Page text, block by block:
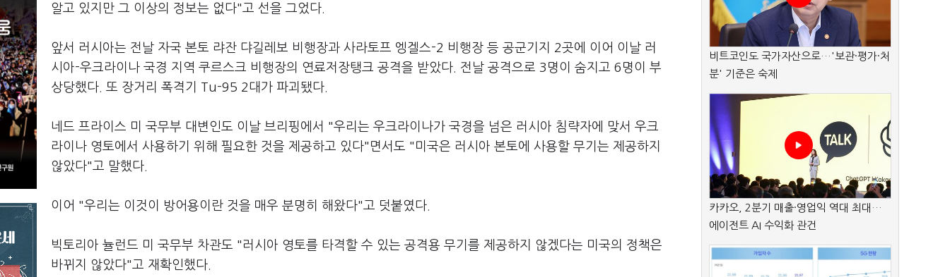
알고 있지만 그 이상의 정보는 없다"고 선을 그었다.
앞서 러시아는 전날 자국 본토 랴잔 댜길레보 비행장과 사라토프 엥겔스-2 비행장 등 공군기지 2곳에 이어 이날 러
시아-우크라이나 국경 지역 쿠르스크 비행장의 연료저장탱크 공격을 받았다. 전날 공격으로 3명이 숨지고 6명이 부
상당했다. 또 장거리 폭격기 Tu-95 2대가 파괴됐다.
네드 프라이스 미 국무부 대변인도 이날 브리핑에서 "우리는 우크라이나가 국경을 넘은 러시아 침략자에 맞서 우크
라이나 영토에서 사용하기 위해 필요한 것을 제공하고 있다"면서도 "미국은 러시아 본토에 사용할 무기는 제공하지
않았다"고 말했다.
이어 "우리는 이것이 방어용이란 것을 매우 분명히 해왔다"고 덧붙였다.
빅토리아 뉼런드 미 국무부 차관도 "러시아 영토를 타격할 수 있는 공격용 무기를 제공하지 않겠다는 미국의 정책은
바뀌지 않았다"고 재확인했다.
비트코인도 국가자산으로…'보관·평가·처
분' 기준은 숙제
카카오, 2분기 매출·영업익 역대 최대…
에이전트 AI 수익화 관건